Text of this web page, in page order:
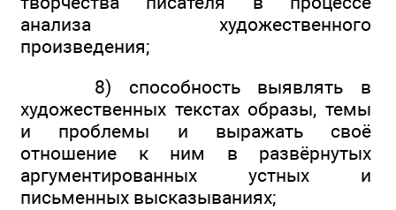
анализа художественного
произведения;
8) способность выявлять в
художественных текстах образы, темы
и проблемы и выражать своё
отношение к ним в развёрнутых
аргументированных устных и
письменных высказываниях;